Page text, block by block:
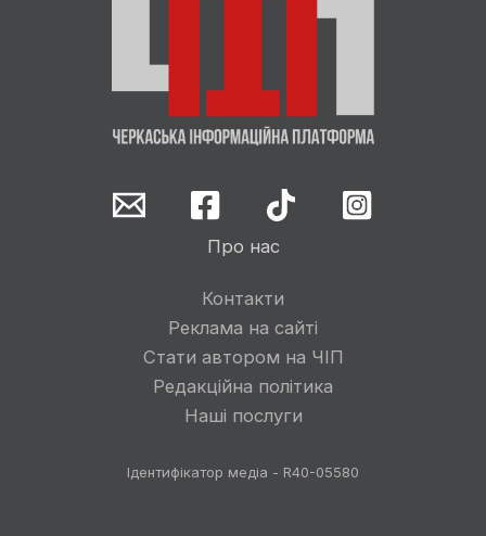
Про нас
Контакти
Реклама на сайті
Стати автором на ЧІП
Редакційна політика
Наші послуги
Ідентифікатор медіа - R40-05580